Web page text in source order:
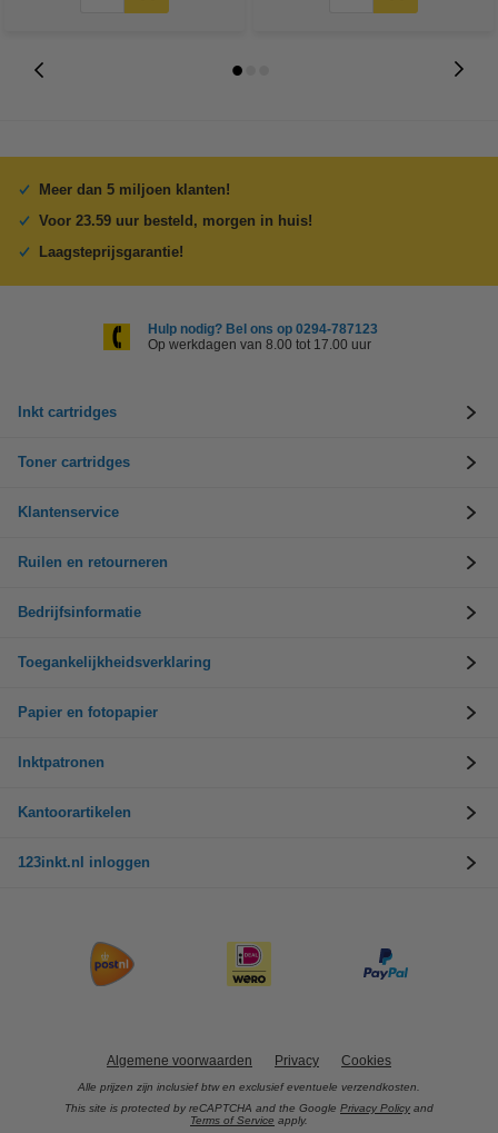
Meer dan 5 miljoen klanten!
Voor 23.59 uur besteld, morgen in huis!
Laagsteprijsgarantie!
Hulp nodig? Bel ons op 0294-787123
Op werkdagen van 8.00 tot 17.00 uur
Inkt cartridges
Toner cartridges
Klantenservice
Ruilen en retourneren
Bedrijfsinformatie
Toegankelijkheidsverklaring
Papier en fotopapier
Inktpatronen
Kantoorartikelen
123inkt.nl inloggen
Algemene voorwaarden Privacy Cookies
Alle prijzen zijn inclusief btw en exclusief eventuele verzendkosten.
This site is protected by reCAPTCHA and the Google Privacy Policy and
Terms of Service apply.